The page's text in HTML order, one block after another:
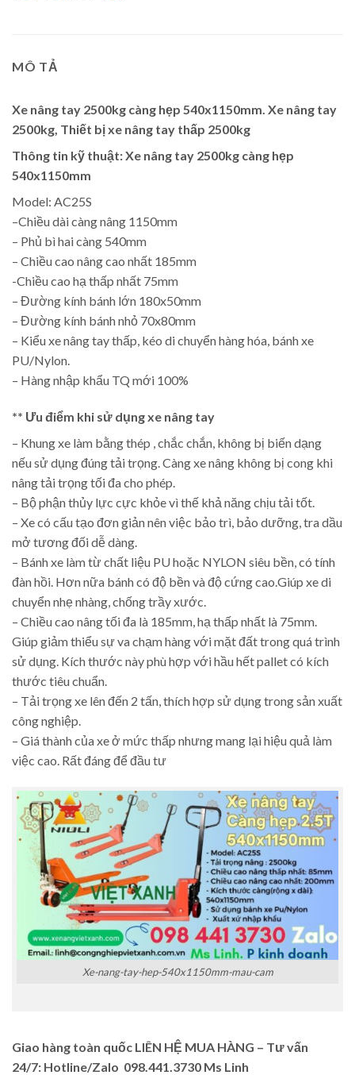
MÔ TẢ
Xe nâng tay 2500kg càng hẹp 540x1150mm. Xe nâng tay
2500kg, Thiết bị xe nâng tay thấp 2500kg
Thông tin kỹ thuật: Xe nâng tay 2500kg càng hẹp
540x1150mm
Model: AC25S
–Chiều dài càng nâng 1150mm
– Phủ bì hai càng 540mm
– Chiều cao nâng cao nhất 185mm
-Chiều cao hạ thấp nhất 75mm
– Đường kính bánh lớn 180x50mm
– Đường kính bánh nhỏ 70x80mm
– Kiểu xe nâng tay thấp, kéo di chuyển hàng hóa, bánh xe
PU/Nylon.
– Hàng nhập khẩu TQ mới 100%
** Ưu điểm khi sử dụng xe nâng tay
– Khung xe làm bằng thép , chắc chắn, không bị biến dạng
nếu sử dụng đúng tải trọng. Càng xe nâng không bị cong khi
nâng tải trọng tối đa cho phép.
– Bộ phận thủy lực cực khỏe vì thế khả năng chịu tải tốt.
– Xe có cấu tạo đơn giản nên việc bảo trì, bảo dưỡng, tra dầu
mở tương đối dễ dàng.
– Bánh xe làm từ chất liệu PU hoặc NYLON siêu bền, có tính
đàn hồi. Hơn nữa bánh có độ bền và độ cứng cao.Giúp xe di
chuyển nhẹ nhàng, chống trầy xước.
– Chiều cao nâng tối đa là 185mm, hạ thấp nhất là 75mm.
Giúp giảm thiểu sự va chạm hàng với mặt đất trong quá trình
sử dụng. Kích thước này phù hợp với hầu hết pallet có kích
thước tiêu chuẩn.
– Tải trọng xe lên đến 2 tấn, thích hợp sử dụng trong sản xuất
công nghiệp.
– Giá thành của xe ở mức thấp nhưng mang lại hiệu quả làm
việc cao. Rất đáng để đầu tư
Xe-nang-tay-hep-540x1150mm-mau-cam
Giao hàng toàn quốc LIÊN HỆ MUA HÀNG – Tư vấn
24/7: Hotline/Zalo 098.441.3730 Ms Linh